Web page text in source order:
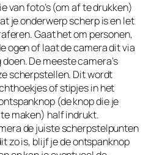
van foto’s (om af te drukken)
je onderwerp scherp is en let
Gaat het om personen,
ogen of laat de camera dit via
De meeste camera’s
scherpstellen. Dit wordt
of stipjes in het
(de knop die je
maken) half indrukt.
de juiste scherpstelpunten
zo is, blijf je de ontspanknop